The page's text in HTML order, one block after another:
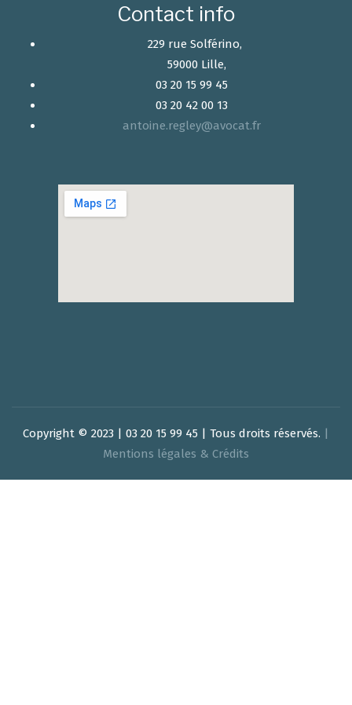
Contact info
229 rue Solférino,
59000 Lille,
03 20 15 99 45
03 20 42 00 13
antoine.regley@avocat.fr
Copyright © 2023 | 03 20 15 99 45 | Tous droits réservés. |
Mentions légales & Crédits